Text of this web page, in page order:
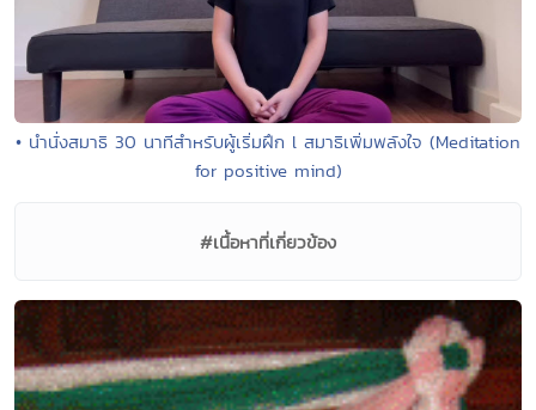
• นำนั่งสมาธิ 30 นาทีสำหรับผู้เริ่มฝึก l สมาธิเพิ่มพลังใจ (Meditation
for positive mind)
#เนื้อหาที่เกี่ยวข้อง